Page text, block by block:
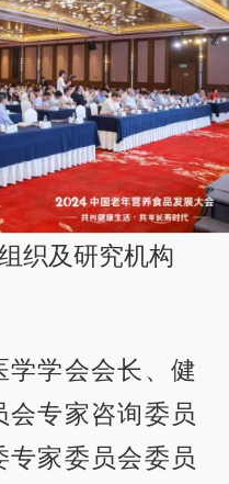
织及研究机构
学学会会长、健
会专家咨询委员
家委员会委员